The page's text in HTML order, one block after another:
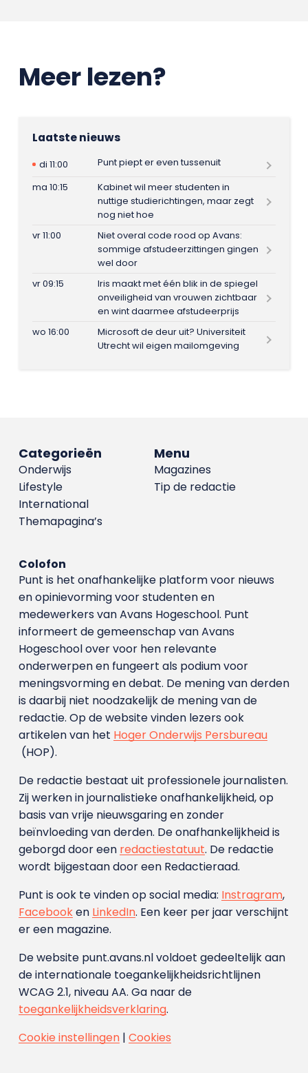
Meer lezen?
Laatste nieuws
di 11:00
Punt piept er even tussenuit
ma 10:15
Kabinet wil meer studenten in
nuttige studierichtingen, maar zegt
nog niet hoe
vr 11:00
Niet overal code rood op Avans:
sommige afstudeerzittingen gingen
wel door
vr 09:15
Iris maakt met één blik in de spiegel
onveiligheid van vrouwen zichtbaar
en wint daarmee afstudeerprijs
wo 16:00
Microsoft de deur uit? Universiteit
Utrecht wil eigen mailomgeving
Menu
Magazines
Tip de redactie
Categorieën
Onderwijs
Lifestyle
International
Themapagina’s
Colofon
Punt is het onafhankelijke platform voor nieuws
en opinievorming voor studenten en
medewerkers van Avans Hoge­school. Punt
informeert de gemeenschap van Avans
Hogeschool over voor hen relevante
onderwerpen en fungeert als podium voor
meningsvorming en debat. De mening van derden
is daarbij niet noodzakelijk de mening van de
redactie. Op de website vinden lezers ook
artikelen van het Hoger Onderwijs Persbureau
(HOP).
De redactie bestaat uit professionele journalisten.
Zij werken in journalistieke onafhankelijkheid, op
basis van vrije nieuwsgaring en zonder
beïnvloeding van derden. De onafhankelijkheid is
geborgd door een redactiestatuut. De redactie
wordt bijgestaan door een Redactieraad.
Punt is ook te vinden op social media: Instragram,
Facebooken LinkedIn. Een keer per jaar verschijnt
er een magazine.
De website punt.avans.nl voldoet gedeeltelijk aan
de internationale toegankelijkheidsrichtlijnen
WCAG 2.1, niveau AA. Ga naar de
toegankelijkheidsverklaring.
Cookie instellingen| Cookies